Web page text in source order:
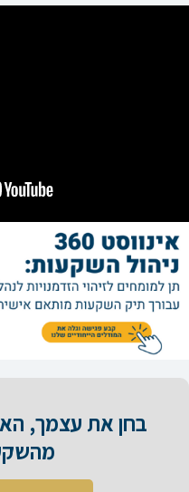
בחן את עצמך,